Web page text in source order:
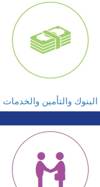
البنوك والتأمين والخدمات